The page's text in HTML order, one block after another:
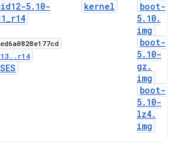
5. 10-
_r14
. . r14
kernel
boot-
5. 10.
img
boot-
5. 10-
gz .
img
boot-
5. 10-
lz4.
img